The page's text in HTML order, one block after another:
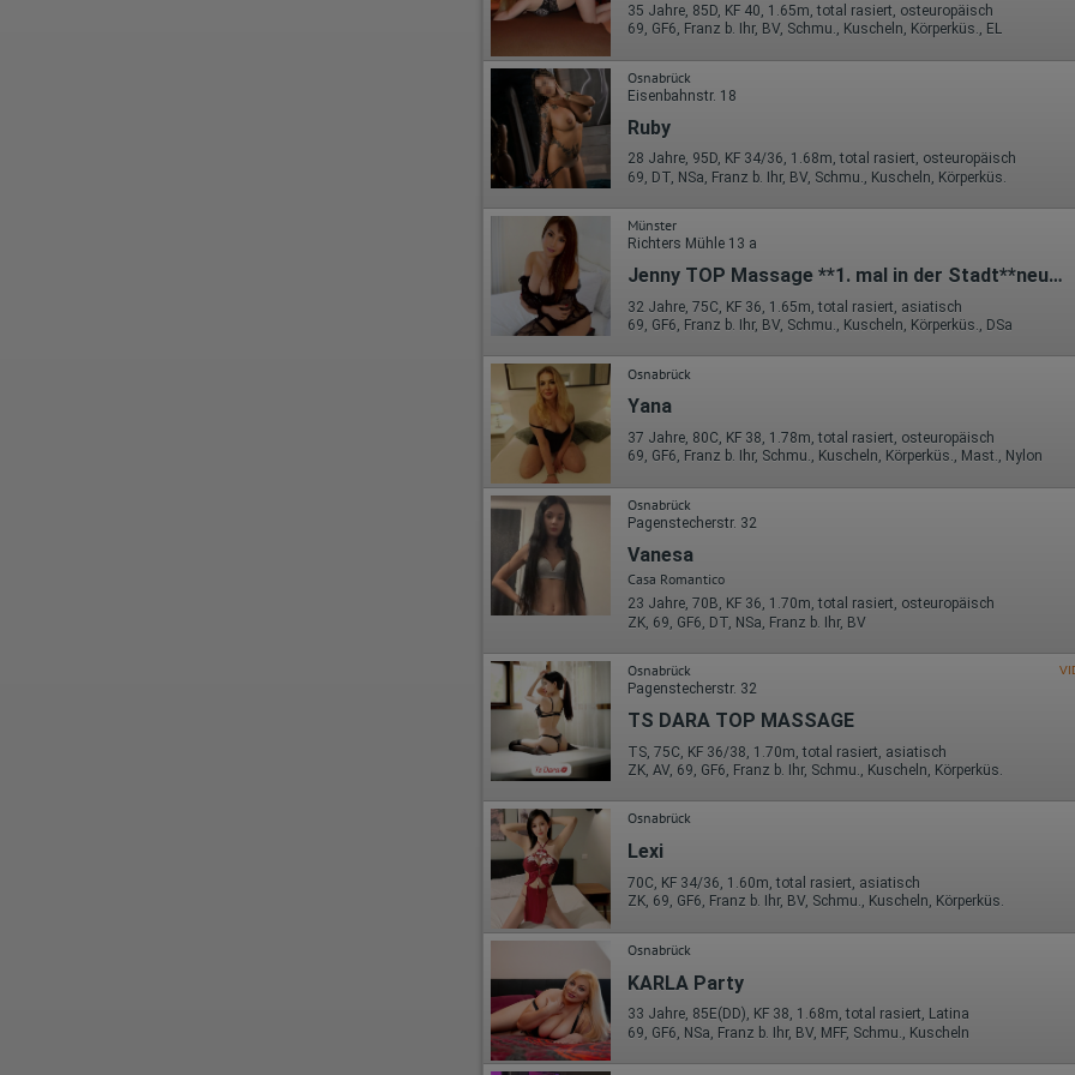
sowie die von dem Browser übermittelte IP-Adresse werden übertragen
und gespeichert. Dabei können aus den verarbeiteten Daten
Nutzungsprofile der Nutzer erstellt werden. Diese Informationen wird
Google gegebenenfalls auch an Dritte übertragen, sofern dies gesetzlich
vorgeschrieben wird oder, soweit Dritte diese Daten im Auftrag von
Google verarbeiten. Die IP-Adresse der Nutzer wird von Google innerhalb
von Mitgliedstaaten der Europäischen Union oder in anderen
Vertragsstaaten des Abkommens über den Europäischen
Wirtschaftsraum gekürzt, dies bedeutet, dass alle Daten anonym
erhoben werden. Nur in Ausnahmefällen wird die volle IP-Adresse an
einen Server von Google in den USA übertragen und dort gekürzt. Die von
dem Browser des Nutzers übermittelte IP-Adresse wird nicht mit anderen
Daten von Google zusammengeführt.
Erhobene Informationen zum Besucherverhalten sind folgende:
Herkunft (Land und Stadt)
Betriebssystem
Gerät (PC, Tablet-PC oder Smartphone)
Browser und alle verwendeten Add-ons
Auflösung des Computers
Besucherquelle (Facebook, Suchmaschine oder verweisende
Webseite)
Welche Dateien wurden heruntergeladen?
Welche Videos angeschaut?
Wurden Werbebanner angeklickt?
Wohin ging der Besucher? Klickte er auf weitere Seiten des Portals
oder hat er sie komplett verlassen?
Wie lange blieb der Besucher?
Ort der Verarbeitung:
Europäische Union & USA
Hotjar
Wir nutzen Hotjar als Webanalysedient. Es wird verwendet, um Daten
über das Benutzerverhalten zu sammeln. Hotjar kann auch im Rahmen
von Umfragen und Feedbackfunktionen, die auf unserer Website
eingebunden sind, von Ihnen bereitgestellte Informationen verarbeiten.
Herausgeber:
Hotjar Limited, Malta
Erhobene Daten:
Datum und Uhrzeit des Besuchs
Gerätetyp
Geografischer Standort
IP-Adresse
Mausbewegungen
Besuchte Seiten
Referrer URL
Bildschirmauflösung
Eindeutige Gerätekennung
Sprachinformationen
35 Jahre, 85D, KF 40, 1.65m, total rasiert, osteuropäisch
69, GF6, Franz b. Ihr, BV, Schmu., Kuscheln, Körperküs., EL
Osnabrück
Eisenbahnstr. 18
Ruby
28 Jahre, 95D, KF 34/36, 1.68m, total rasiert, osteuropäisch
69, DT, NSa, Franz b. Ihr, BV, Schmu., Kuscheln, Körperküs.
Münster
Richters Mühle 13 a
Jenny TOP Massage **1. mal in der Stadt**neue Bilder
32 Jahre, 75C, KF 36, 1.65m, total rasiert, asiatisch
69, GF6, Franz b. Ihr, BV, Schmu., Kuscheln, Körperküs., DSa
Osnabrück
Yana
37 Jahre, 80C, KF 38, 1.78m, total rasiert, osteuropäisch
69, GF6, Franz b. Ihr, Schmu., Kuscheln, Körperküs., Mast., Nylon
Osnabrück
Pagenstecherstr. 32
Vanesa
Casa Romantico
23 Jahre, 70B, KF 36, 1.70m, total rasiert, osteuropäisch
ZK, 69, GF6, DT, NSa, Franz b. Ihr, BV
Osnabrück
Pagenstecherstr. 32
TS DARA TOP MASSAGE
TS, 75C, KF 36/38, 1.70m, total rasiert, asiatisch
ZK, AV, 69, GF6, Franz b. Ihr, Schmu., Kuscheln, Körperküs.
Osnabrück
Lexi
70C, KF 34/36, 1.60m, total rasiert, asiatisch
ZK, 69, GF6, Franz b. Ihr, BV, Schmu., Kuscheln, Körperküs.
Osnabrück
KARLA Party
33 Jahre, 85E(DD), KF 38, 1.68m, total rasiert, Latina
69, GF6, NSa, Franz b. Ihr, BV, MFF, Schmu., Kuscheln